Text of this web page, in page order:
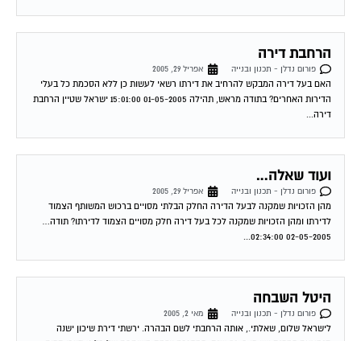
הרחבת דירה
פורום נדלן - תכנון ובנייה
האם בעל דירה המבקש להרחיב את דירתו רשאי לעשות כן ללא הסכמת כל בעלי
הדירות האחרים? בתודה מראש, תהילה 01-05-2005 15:01:00 ישראל שטיין הרחבת
דירה...
ועוד שאלה…
פורום נדלן - תכנון ובנייה
מהן הזכויות שמקנה לבעל הדירה החלק הבלתי מסויים ברכוש המשותף הצמוד
לדירתו ומהן הזכויות שמקנה לכל בעל דירה חלק מסויים הצמוד לדירתו? תודה…
02-05-2005 02:34:00...
היטל השבחה
פורום נדלן - תכנון ובנייה
לישראל שלום, שאלתי., אותה הרחבתי לשם הבהרה. ירשתי דירת שיכון ישנה
הנמצאת במבנה ישן בן כ-50 שנה. במסגרת יוזמה משותפת של כל 12 דיירי הבית,...